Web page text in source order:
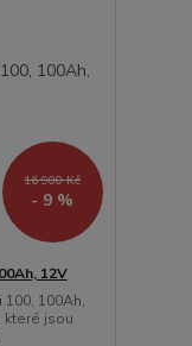
16 900 Kč
- 9 %
12V
100Ah,
které jsou